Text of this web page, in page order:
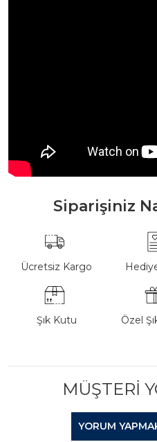
Siparişiniz
Ücretsiz Kargo
Şık Kutu Özel
MÜŞTERI
YORUM